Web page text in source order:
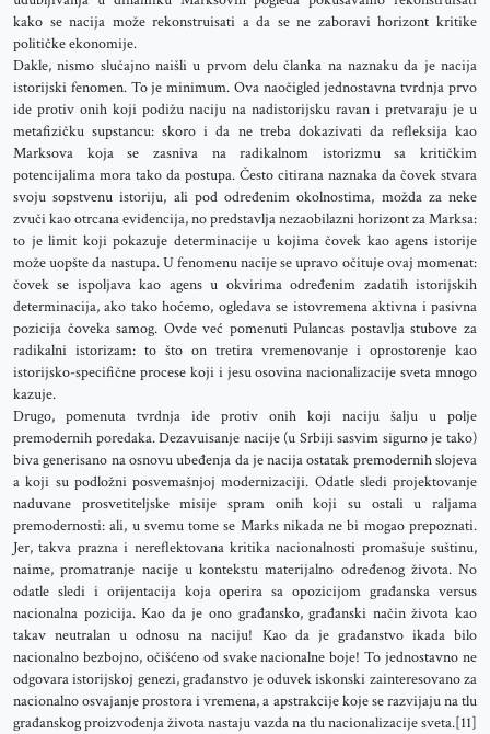
kako se nacija može rekonstruisati a da se ne zaboravi horizont kritike
političke ekonomije.
Dakle, nismo slučajno naišli u prvom delu članka na naznaku da je nacija
istorijski fenomen. To je minimum. Ova naočigled jednostavna tvrdnja prvo
ide protiv onih koji podižu naciju na nadistorijsku ravan i pretvaraju je u
metafizičku supstancu: skoro i da ne treba dokazivati da refleksija kao
Marksova koja se zasniva na radikalnom istorizmu sa kritičkim
potencijalima mora tako da postupa. Često citirana naznaka da čovek stvara
svoju sopstvenu istoriju, ali pod određenim okolnostima, možda za neke
zvuči kao otrcana evidencija, no predstavlja nezaobilazni horizont za Marksa:
to je limit koji pokazuje determinacije u kojima čovek kao agens istorije
može uopšte da nastupa. U fenomenu nacije se upravo očituje ovaj momenat:
čovek se ispoljava kao agens u okvirima određenim zadatih istorijskih
determinacija, ako tako hoćemo, ogledava se istovremena aktivna i pasivna
pozicija čoveka samog. Ovde već pomenuti Pulancas postavlja stubove za
radikalni istorizam: to što on tretira vremenovanje i oprostorenje kao
istorijsko-specifične procese koji i jesu osovina nacionalizacije sveta mnogo
kazuje.
Drugo, pomenuta tvrdnja ide protiv onih koji naciju šalju u polje
premodernih poredaka. Dezavuisanje nacije (u Srbiji sasvim sigurno je tako)
biva generisano na osnovu ubeđenja da je nacija ostatak premodernih slojeva
a koji su podložni posvemašnjoj modernizaciji. Odatle sledi projektovanje
naduvane prosvetiteljske misije spram onih koji su ostali u raljama
premodernosti: ali, u svemu tome se Marks nikada ne bi mogao prepoznati.
Jer, takva prazna i nereflektovana kritika nacionalnosti promašuje suštinu,
naime, promatranje nacije u kontekstu materijalno određenog života. No
odatle sledi i orijentacija koja operira sa opozicijom građanska versus
nacionalna pozicija. Kao da je ono građansko, građanski način života kao
takav neutralan u odnosu na naciju! Kao da je građanstvo ikada bilo
nacionalno bezbojno, očišćeno od svake nacionalne boje! To jednostavno ne
odgovara istorijskoj genezi, građanstvo je oduvek iskonski zainteresovano za
nacionalno osvajanje prostora i vremena, a apstrakcije koje se razvijaju na tlu
građanskog proizvođenja života nastaju vazda na tlu nacionalizacije sveta.[11]